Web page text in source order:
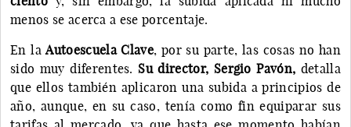
menos se acerca a ese porcentaje.
En laAutoescuela Clave, por su parte, las cosas no han
sido muy diferentes. Su director, Sergio Pavón, detalla
que ellos también aplicaron una subida a principios de
año, aunque, en su caso, tenía como fin equiparar sus